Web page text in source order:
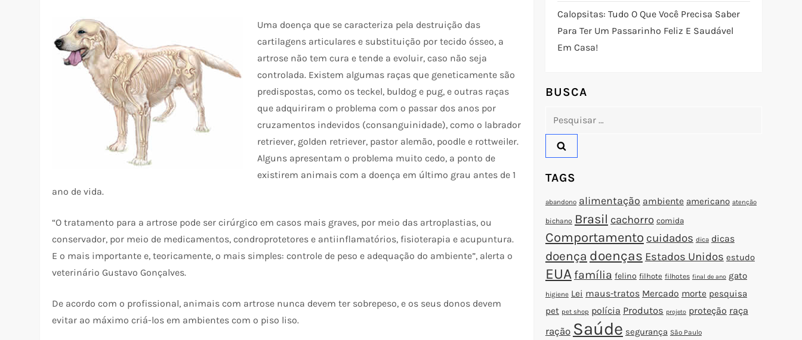
Uma doença que se caracteriza pela destruição das
cartilagens articulares e substituição por tecido ósseo, a
artrose não tem cura e tende a evoluir, caso não seja
controlada. Existem algumas raças que geneticamente são
predispostas, como os teckel, buldog e pug, e outras raças
que adquiriram o problema com o passar dos anos por
cruzamentos indevidos (consanguinidade), como o labrador
retriever, golden retriever, pastor alemão, poodle e rottweiler.
Alguns apresentam o problema muito cedo, a ponto de
existirem animais com a doença em último grau antes de 1
ano de vida.
“O tratamento para a artrose pode ser cirúrgico em casos mais graves, por meio das artroplastias, ou
conservador, por meio de medicamentos, condroprotetores e antiinflamatórios, fisioterapia e acupuntura.
E o mais importante e, teoricamente, o mais simples: controle de peso e adequação do ambiente”, alerta o
veterinário Gustavo Gonçalves.
De acordo com o profissional, animais com artrose nunca devem ter sobrepeso, e os seus donos devem
evitar ao máximo criá-los em ambientes com o piso liso.
Calopsitas: Tudo O Que Você Precisa Saber
Para Ter Um Passarinho Feliz E Saudável
Em Casa!
BUSCA
Pesquisar
TAGS
abandono alimentação ambiente americano atenção
bichano Brasil cachorro comida
Comportamento cuidados dica dicas
doença doenças Estados Unidos estudo
EUA família felino filhote filhotes final de ano gato
higiene Lei maus-tratos Mercado morte pesquisa
pet pet shop polícia Produtos projeto proteção raça
ração Saúde segurança São Paulo